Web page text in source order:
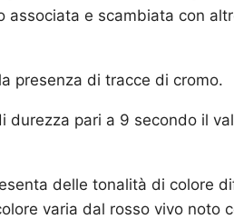
associata e scambiata con
presenza di tracce di cromo.
durezza pari a 9 secondo il
delle tonalità di colore
varia dal rosso vivo noto